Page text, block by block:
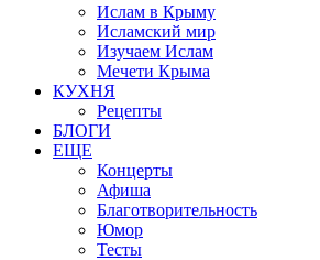
Ислам в Крыму
Исламский мир
Изучаем Ислам
Мечети Крыма
КУХНЯ
Рецепты
БЛОГИ
ЕЩЕ
Концерты
Афиша
Благотворительность
Юмор
Тесты